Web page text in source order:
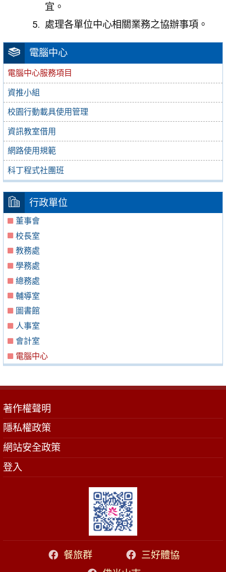
電腦中心
電腦中心服務項目
資推小組
校園行動載具使用管理
資訊教室借用
網路使用規範
科丁程式社團班
行政單位
董事會
校長室
教務處
學務處
總務處
輔導室
圖書館
人事室
會計室
電腦中心
宜。
處理各單位中心相關業務之協辦事項。
著作權聲明
隱私權政策
網站安全政策
登入
餐旅群
三好體協